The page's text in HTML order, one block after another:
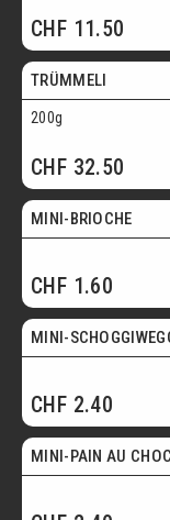
CHF 11.50
Vegetarisch
TRÜMMELI
200g
CHF 32.50
Vegetarisch
MINI-BRIOCHE
CHF 1.60
Vegetarisch
MINI-
CHF 2.40
Vegetarisch
MINI-PAIN AU